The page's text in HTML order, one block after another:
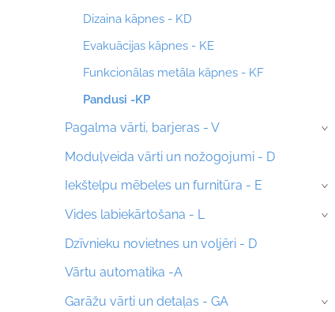
Dizaina kāpnes - KD
Evakuācijas kāpnes - KE
Funkcionālas metāla kāpnes - KF
Pandusi -KP
Pagalma vārti, barjeras - V ›
Moduļveida vārti un nožogojumi - D
Iekštelpu mēbeles un furnitūra - E
›
Vides labiekārtošana - L ›
Dzīvnieku novietnes un voljēri - D
Vārtu automatika -A
Garāžu vārti un detaļas - GA
›